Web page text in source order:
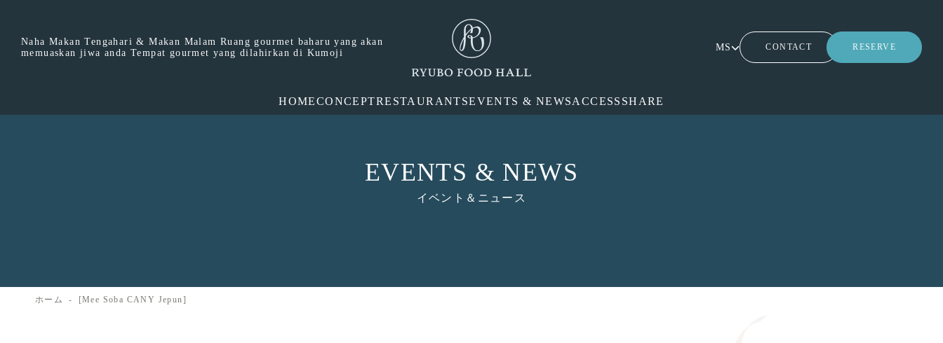
Naha Makan Tengahari & Makan Malam Ruang gourmet baharu yang akan
memuaskan jiwa anda Tempat gourmet yang dilahirkan di Kumoji
MS CONTACT RESERVE
HOMECONCEPTRESTAURANTSEVENTS & NEWSACCESS SHARE
EVENTS & NEWS
イベント＆ニュース
ホーム [Mee Soba CANY Jepun]